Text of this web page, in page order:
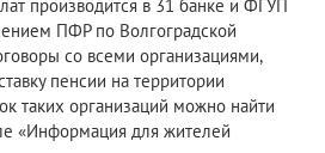
производится в 31 банке и ФГУП
ПФР по Волгоградской
со всеми организациями,
пенсии на территории
таких организаций можно найти
«Информация для жителей